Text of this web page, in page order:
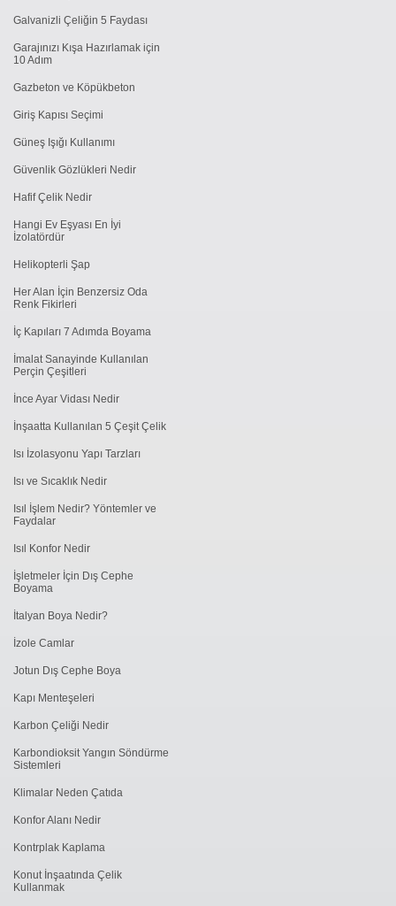
Galvanizli Çeliğin 5 Faydası
Garajınızı Kışa Hazırlamak için
10 Adım
Gazbeton ve Köpükbeton
Giriş Kapısı Seçimi
Güneş Işığı Kullanımı
Güvenlik Gözlükleri Nedir
Hafif Çelik Nedir
Hangi Ev Eşyası En İyi
İzolatördür
Helikopterli Şap
Her Alan İçin Benzersiz Oda
Renk Fikirleri
İç Kapıları 7 Adımda Boyama
İmalat Sanayinde Kullanılan
Perçin Çeşitleri
İnce Ayar Vidası Nedir
İnşaatta Kullanılan 5 Çeşit Çelik
Isı İzolasyonu Yapı Tarzları
Isı ve Sıcaklık Nedir
Isıl İşlem Nedir? Yöntemler ve
Faydalar
Isıl Konfor Nedir
İşletmeler İçin Dış Cephe
Boyama
İtalyan Boya Nedir?
İzole Camlar
Jotun Dış Cephe Boya
Kapı Menteşeleri
Karbon Çeliği Nedir
Karbondioksit Yangın Söndürme
Sistemleri
Klimalar Neden Çatıda
Konfor Alanı Nedir
Kontrplak Kaplama
Konut İnşaatında Çelik
Kullanmak